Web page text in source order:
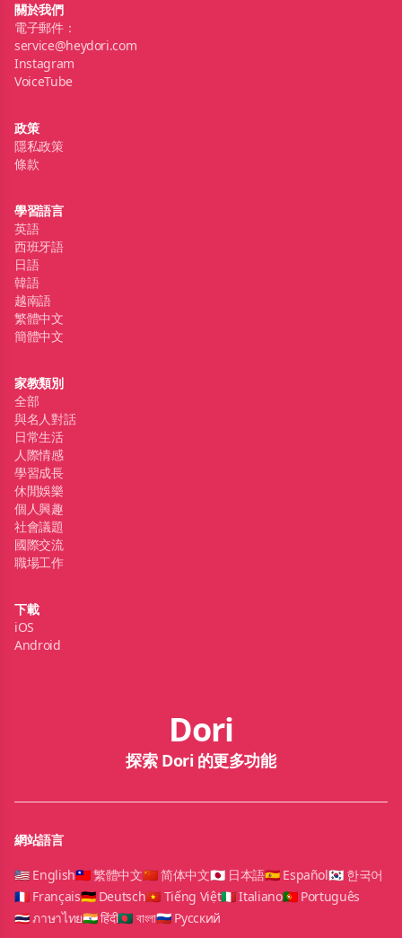
關於我們
電子郵件：
service@heydori.com
Instagram
VoiceTube
政策
隱私政策
條款
學習語言
英語
西班牙語
日語
韓語
越南語
繁體中文
簡體中文
家教類別
全部
與名人對話
日常生活
人際情感
學習成長
休閒娛樂
個人興趣
社會議題
國際交流
職場工作
下載
iOS
Android
Dori
探索 Dori 的更多功能
網站語言
🇺🇸 English🇹🇼 繁體中文🇨🇳 简体中文🇯🇵 日本語🇪🇸 Español🇰🇷 한국어
🇫🇷 Français🇩🇪 Deutsch🇻🇳 Tiếng Việt🇮🇹 Italiano🇵🇹 Português
🇹🇭 ภาษาไทย🇮🇳 हिंदी🇧🇩 বাংলা🇷🇺 Русский